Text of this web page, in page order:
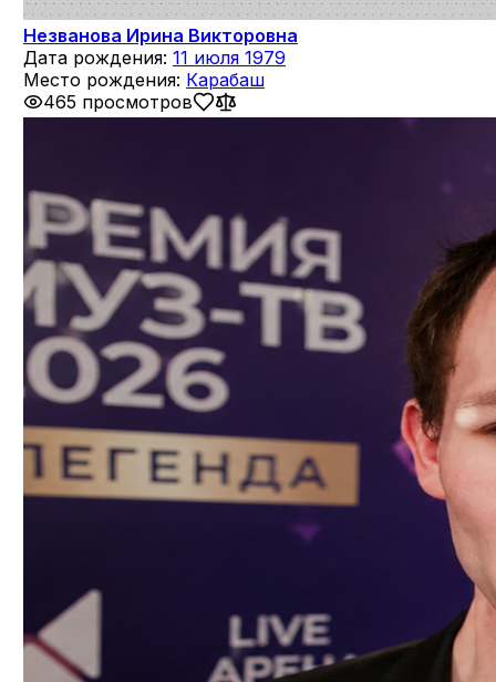
Незванова Ирина Викторовна
Дата рождения: 11 июля 1979
Место рождения: Карабаш
465 просмотров